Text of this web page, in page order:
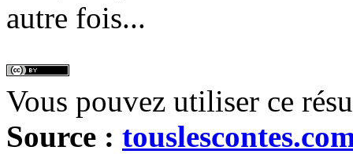
autre fois...
Vous pouvez utiliser ce
Source :